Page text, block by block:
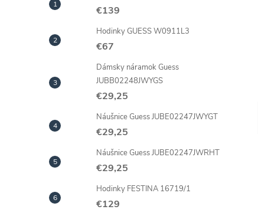
€139
Hodinky GUESS W0911L3
€67
Dámsky náramok Guess
JUBB02248JWYGS
€29,25
Náušnice Guess JUBE02247JWYGT
€29,25
Náušnice Guess JUBE02247JWRHT
€29,25
Hodinky FESTINA 16719/1
€129